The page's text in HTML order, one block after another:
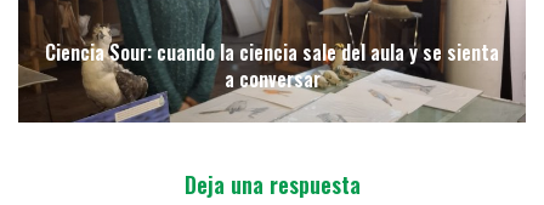
Ciencia Sour: cuando la ciencia sale del aula y se sienta
a conversar
Deja una respuesta